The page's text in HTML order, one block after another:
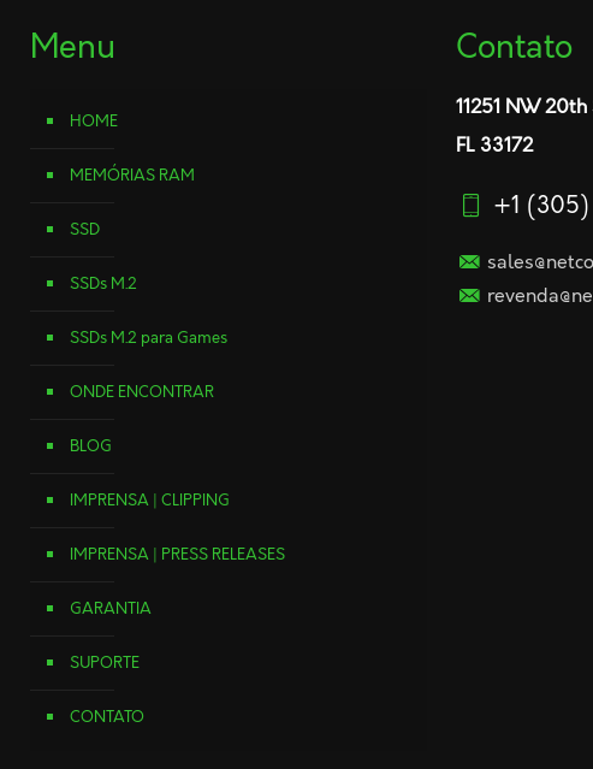
Menu
HOME
MEMÓRIAS RAM
SSD
SSDs M.2
SSDs M.2 para Games
ONDE ENCONTRAR
BLOG
IMPRENSA | CLIPPING
IMPRENSA | PRESS RELEASES
GARANTIA
SUPORTE
CONTATO
Contato
11251 NW
FL 33172
+1